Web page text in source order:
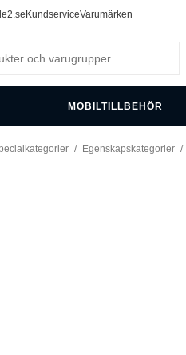
KundserviceVarumärken
MOBILTILLBEHÖR
/ Egenskapskategorier /